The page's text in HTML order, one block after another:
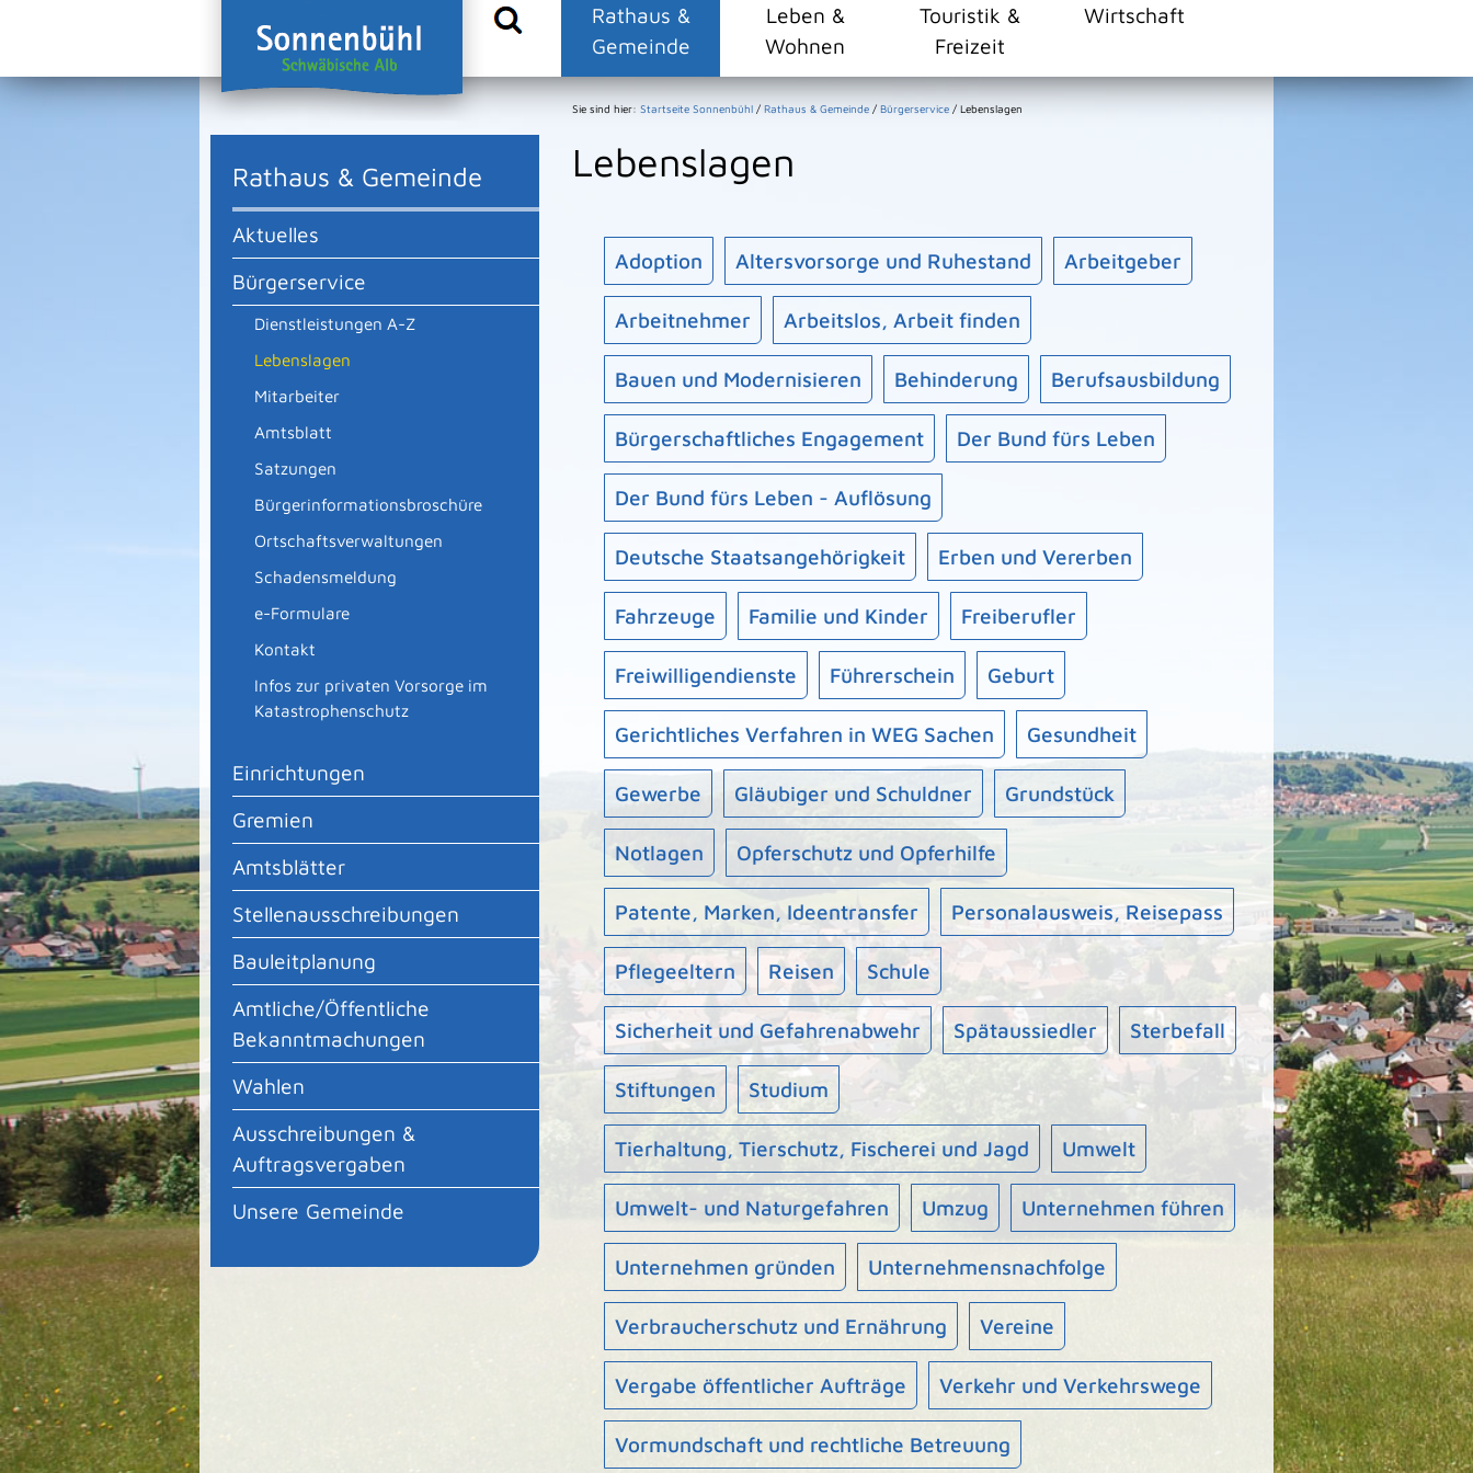
Rathaus &
Gemeinde
Leben &
Wohnen
Touristik &
Freizeit
Wirtschaft
Rathaus & Gemeinde
Aktuelles
Bürgerservice
Dienstleistungen A-Z
Lebenslagen
Mitarbeiter
Amtsblatt
Satzungen
Bürgerinformationsbroschüre
Ortschaftsverwaltungen
Schadensmeldung
e-Formulare
Kontakt
Infos zur privaten Vorsorge im
Katastrophenschutz
Einrichtungen
Gremien
Amtsblätter
Stellenausschreibungen
Bauleitplanung
Amtliche/Öffentliche
Bekanntmachungen
Wahlen
Ausschreibungen &
Auftragsvergaben
Unsere Gemeinde
Sie sind hier: Startseite Sonnenbühl / Rathaus & Gemeinde / Bürgerservice / Lebenslagen
Lebenslagen
Adoption Altersvorsorge und Ruhestand Arbeitgeber
Arbeitnehmer Arbeitslos, Arbeit finden
Bauen und Modernisieren Behinderung Berufsausbildung
Bürgerschaftliches Engagement Der Bund fürs Leben
Der Bund fürs Leben - Auflösung
Deutsche Staatsangehörigkeit Erben und Vererben
Fahrzeuge Familie und Kinder Freiberufler
Freiwilligendienste Führerschein Geburt
Gerichtliches Verfahren in WEG Sachen Gesundheit
Gewerbe Gläubiger und Schuldner Grundstück
Notlagen Opferschutz und Opferhilfe
Patente, Marken, Ideentransfer Personalausweis, Reisepass
Pflegeeltern Reisen Schule
Sicherheit und Gefahrenabwehr Spätaussiedler Sterbefall
Stiftungen Studium
Tierhaltung, Tierschutz, Fischerei und Jagd Umwelt
Umwelt- und Naturgefahren Umzug Unternehmen führen
Unternehmen gründen Unternehmensnachfolge
Verbraucherschutz und Ernährung Vereine
Vergabe öffentlicher Aufträge Verkehr und Verkehrswege
Vormundschaft und rechtliche Betreuung